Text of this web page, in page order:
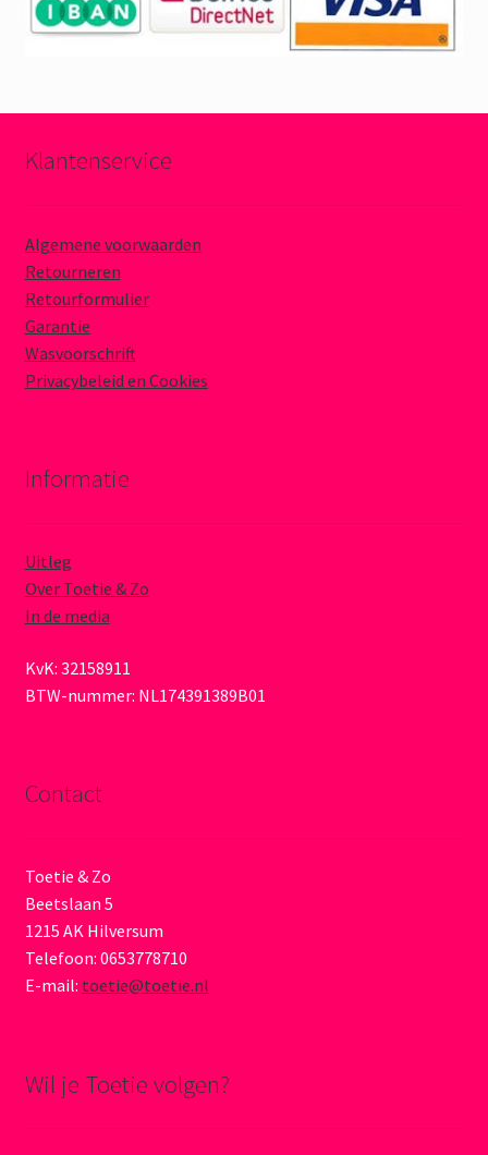
Klantenservice
Algemene voorwaarden
Retourneren
Retourformulier
Garantie
Wasvoorschrift
Privacybeleid en Cookies
Informatie
Uitleg
Over Toetie & Zo
In de media
KvK: 32158911
BTW-nummer: NL174391389B01
Contact
Toetie & Zo
Beetslaan 5
1215 AK Hilversum
Telefoon: 0653778710
E-mail: toetie@toetie.nl
Wil je Toetie volgen?